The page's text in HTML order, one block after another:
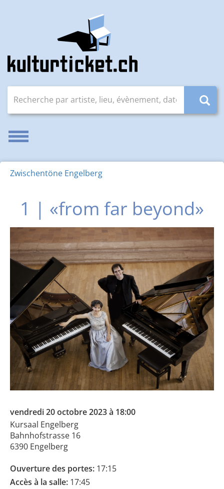
Recherche par artiste, lieu, évènement, date
Activer/désactiver la navigation
Zwischentöne Engelberg
1 | «from far beyond»
vendredi 20 octobre 2023 à 18:00
Kursaal Engelberg
Bahnhofstrasse 16
6390 Engelberg
Ouverture des portes: 17:15
Accès à la salle: 17:45